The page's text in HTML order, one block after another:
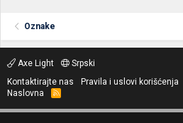
Oznake
Axe Light
Srpski
Kontaktirajte nas
Pravila i uslovi korišćenja
Naslovna
R
S